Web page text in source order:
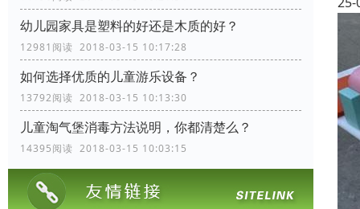
幼儿园家具是塑料的好还是木质的好？
12981阅读 2018-03-15 10:17:28
如何选择优质的儿童游乐设备？
13792阅读 2018-03-15 10:13:30
儿童淘气堡消毒方法说明，你都清楚么？
14395阅读 2018-03-15 10:03:15